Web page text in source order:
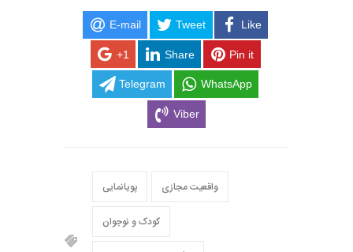
E-mail Tweet Like
+1 Share Pin it
Telegram WhatsApp
Viber
پویانمایی واقعیت مجازی
کودک و نوجوان